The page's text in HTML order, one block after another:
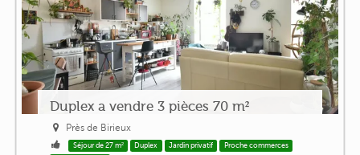
Duplex a vendre 3 pièces 70 m²
Près de Birieux
Séjour de 27 m² Duplex Jardin privatif
Proche commerces